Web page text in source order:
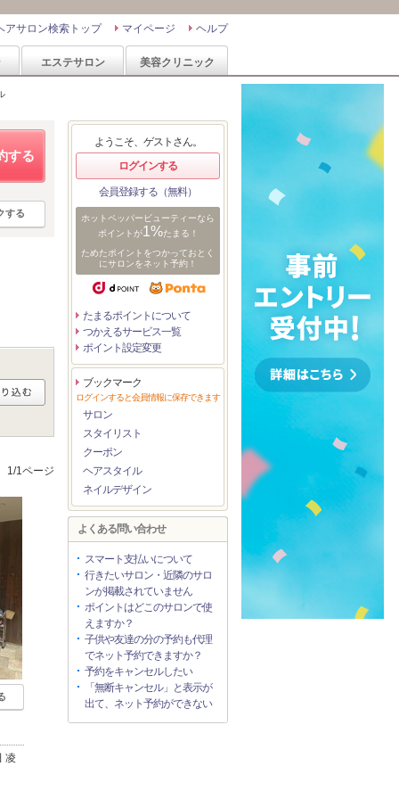
ヘルプ
マイページ
アサロン検索トップ
エステサロン 美容クリニック
する
する
1/1ページ
凌
ようこそ、ゲストさん。
ログインする
会員登録する（無料）
ホットペッパービューティーなら
ポイントが1%たまる！
ためたポイントをつかっておとく
にサロンをネット予約！
たまるポイントについて
つかえるサービス一覧
ポイント設定変更
ブックマーク
ログインすると会員情報に保存できます
サロン
スタイリスト
クーポン
ヘアスタイル
ネイルデザイン
よくある問い合わせ
スマート支払いについて
行きたいサロン・近隣のサロ
ンが掲載されていません
ポイントはどこのサロンで使
えますか？
子供や友達の分の予約も代理
でネット予約できますか？
予約をキャンセルしたい
「無断キャンセル」と表示が
出て、ネット予約ができない